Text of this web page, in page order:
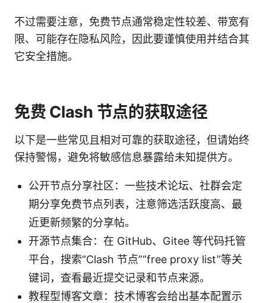
不过需要注意，免费节点通常稳定性较差、带宽有
限、可能存在隐私风险，因此要谨慎使用并结合其
它安全措施。
免费 Clash 节点的获取途径
以下是一些常见且相对可靠的获取途径，但请始终
保持警惕，避免将敏感信息暴露给未知提供方。
公开节点分享社区：一些技术论坛、社群会定
期分享免费节点列表，注意筛选活跃度高、最
近更新频繁的分享帖。
开源节点集合：在 GitHub、Gitee 等代码托管
平台，搜索“Clash 节点”“free proxy list”等关
键词，查看最近提交记录和节点来源。
教程型博客文章：技术博客会给出基本配置示